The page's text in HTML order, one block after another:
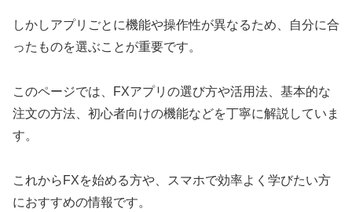
しかしアプリごとに機能や操作性が異なるため、自分に合
ったものを選ぶことが重要です。
このページでは、FXアプリの選び方や活用法、基本的な
注文の方法、初心者向けの機能などを丁寧に解説していま
す。
これからFXを始める方や、スマホで効率よく学びたい方
におすすめの情報です。